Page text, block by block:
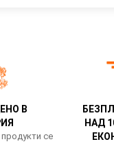
В
се
НАД